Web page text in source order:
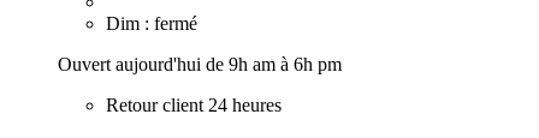
Dim : fermé
Ouvert aujourd'hui de 9h am à 6h pm
Retour client 24 heures